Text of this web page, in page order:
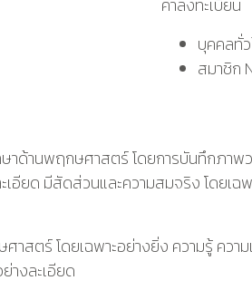
ค่าลงทะเบียน
บุคคลทั่
สมาชิก
ด้านพฤกษศาสตร์ โดยการบันทึกภาพ
ยด มีสัดส่วนและความสมจริง โดยเฉ
าสตร์ โดยเฉพาะอย่างยิ่ง ความรู้ คว
างละเอียด